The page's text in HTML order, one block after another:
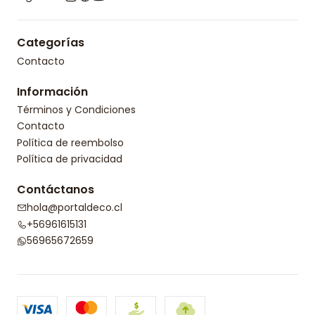
Categorías
Contacto
Información
Términos y Condiciones
Contacto
Política de reembolso
Política de privacidad
Contáctanos
hola@portaldeco.cl
+56961615131
56965672659